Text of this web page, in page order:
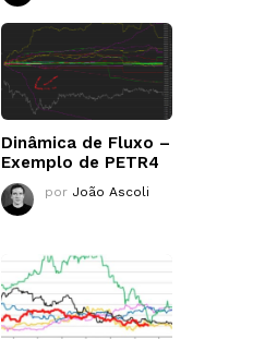
Dinâmica de Fluxo –
Exemplo de PETR4
por João Ascoli